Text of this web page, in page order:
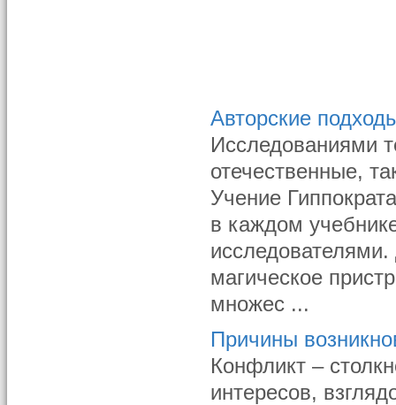
Авторские
Исследованиями
отечественные,
Учение
в каждом
магическое
множес ...
Причины
Конфликт –
интересов,